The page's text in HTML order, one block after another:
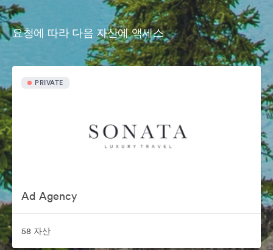
요청에 따라 다음 자산에 액세스
PRIVATE
Ad Agency
58 자산